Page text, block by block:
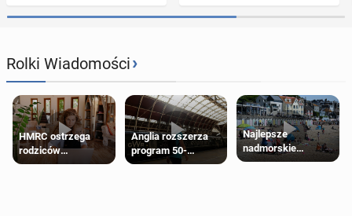
Rolki Wiadomości›
HMRC ostrzega
rodziców
pobierających Child
Anglia rozszerza
program 50-
procentowych
Najlepsze
nadmorskie
miasteczko blisko